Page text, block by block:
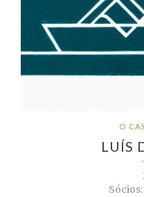
O
LUÍS
Sócios: